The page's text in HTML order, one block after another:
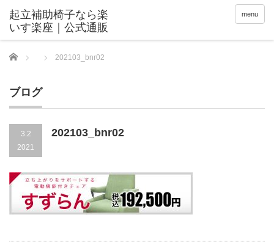
menu
Home 202103_bnr02
ブログ
3.2
2021
202103_bnr02